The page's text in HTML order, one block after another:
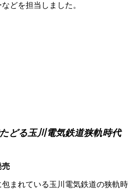
どを担当しました。
どる玉川電気鉄道狭軌時代
売
まれている玉川電気鉄道の狭軌時